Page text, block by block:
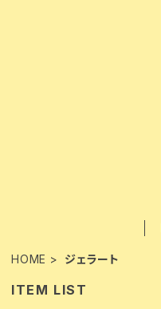
HOME ジェラート
ITEM LIST